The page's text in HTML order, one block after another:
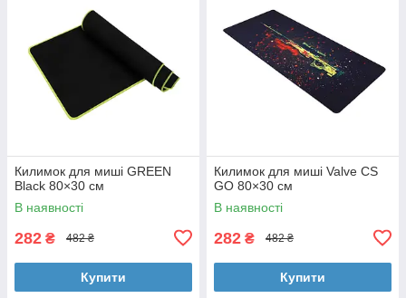
Килимок для миші GREEN
Black 80×30 см
В наявності
282 ₴ 482 ₴
Купити
Килимок для миші Valve CS
GO 80×30 см
В наявності
282 ₴ 482 ₴
Купити